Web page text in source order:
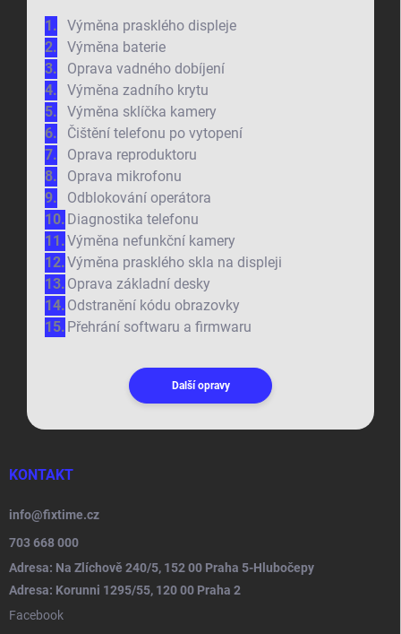
Výměna prasklého displeje
Výměna baterie
Oprava vadného dobíjení
Výměna zadního krytu
Výměna sklíčka kamery
Čištění telefonu po vytopení
Oprava reproduktoru
Oprava mikrofonu
Odblokování operátora
Diagnostika telefonu
Výměna nefunkční kamery
Výměna prasklého skla na displeji
Oprava základní desky
Odstranění kódu obrazovky
Přehrání softwaru a firmwaru
Další opravy
KONTAKT
info@fixtime.cz
703 668 000
Adresa: Na Zlíchově 240/5, 152 00 Praha 5-Hlubočepy
Adresa: Korunni 1295/55, 120 00 Praha 2
Facebook